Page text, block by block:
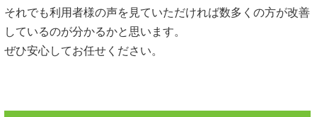
それでも利用者様の声を見ていただければ数多くの方が改善
しているのが分かるかと思います。
ぜひ安心してお任せください。